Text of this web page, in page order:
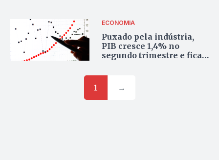
ECONOMIA
Puxado pela indústria,
PIB cresce 1,4% no
segundo trimestre e fica
1 →